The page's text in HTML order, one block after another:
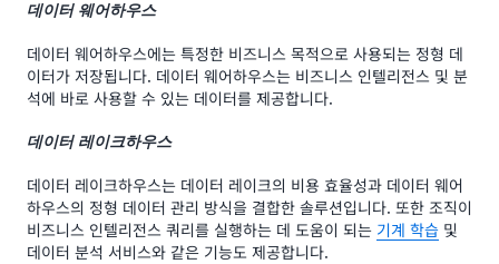
데이터 웨어하우스
데이터 웨어하우스에는 특정한 비즈니스 목적으로 사용되는 정형 데
이터가 저장됩니다. 데이터 웨어하우스는 비즈니스 인텔리전스 및 분
석에 바로 사용할 수 있는 데이터를 제공합니다.
데이터 레이크하우스
데이터 레이크하우스는 데이터 레이크의 비용 효율성과 데이터 웨어
하우스의 정형 데이터 관리 방식을 결합한 솔루션입니다. 또한 조직이
비즈니스 인텔리전스 쿼리를 실행하는 데 도움이 되는 기계 학습 및
데이터 분석 서비스와 같은 기능도 제공합니다.